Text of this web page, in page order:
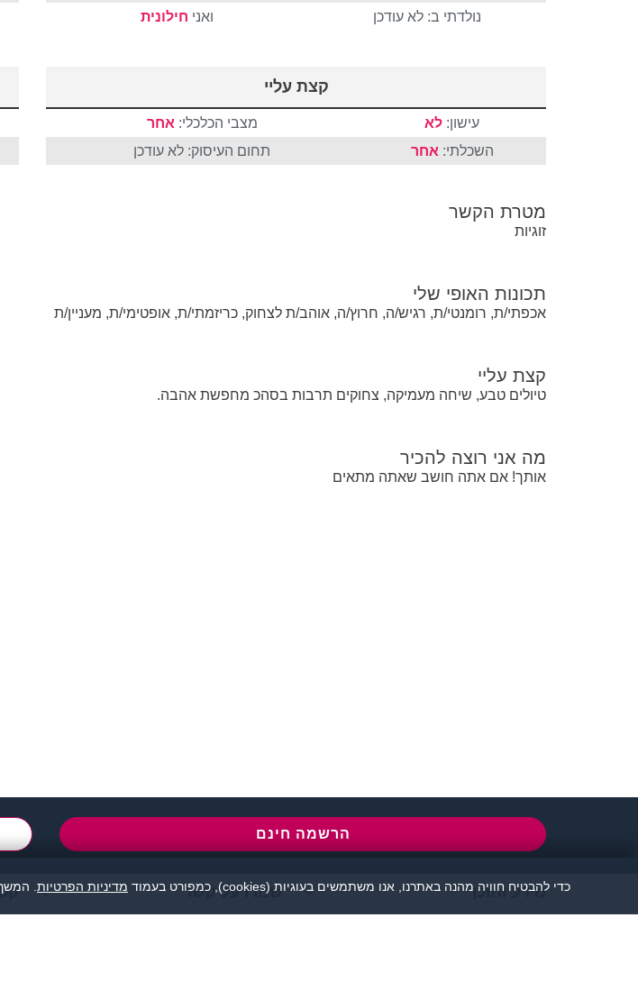
נולדתי ב: לא עודכן
ואני חילונית
קצת עליי
עישון: לא מצבי הכלכלי: אחר
השכלתי: אחר תחום העיסוק: לא עודכן
מטרת הקשר
זוגיות
תכונות האופי שלי
אכפתי/ת, רומנטי/ת, רגיש/ה, חרוץ/ה, אוהב/ת לצחוק, כריזמתי/ת, אופטימי/ת, מעניין/ת
קצת עליי
טיולים טבע, שיחה מעמיקה, צחוקים תרבות בסהכ מחפשת אהבה.
מה אני רוצה להכיר
אותך! אם אתה חושב שאתה מתאים
הרשמה חינם077-5030670
מידע ותוכן שמרו על קשרכדי להבטיח חוויה מהנה באתרנו, אנו משתמשים בעוגיות (cookies), כמפורט בעמוד מדיניות הפרטיות .